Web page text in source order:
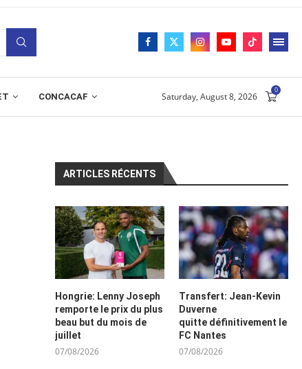
CONCACAF Saturday, August 8, 2026
0
ARTICLES RÉCENTS
Hongrie: Lenny Joseph
remporte le prix du plus
beau but du mois de
juillet
07/08/2026
Transfert: Jean-Kevin
Duverne
quitte définitivement le
FC Nantes
07/08/2026